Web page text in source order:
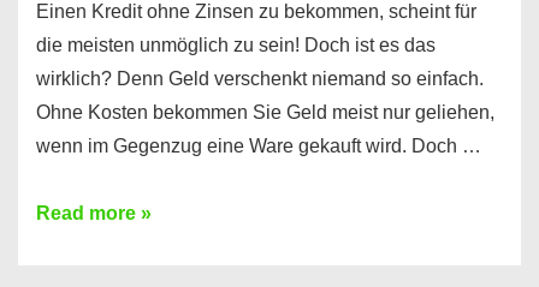
Einen Kredit ohne Zinsen zu bekommen, scheint für
die meisten unmöglich zu sein! Doch ist es das
wirklich? Denn Geld verschenkt niemand so einfach.
Ohne Kosten bekommen Sie Geld meist nur geliehen,
wenn im Gegenzug eine Ware gekauft wird. Doch …
Einen
Read more »